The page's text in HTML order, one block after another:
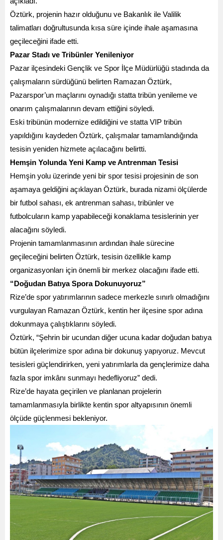
Öztürk, projenin hazır olduğunu ve Bakanlık ile Valilik
talimatları doğrultusunda kısa süre içinde ihale aşamasına
geçileceğini ifade etti.
Pazar Stadı ve Tribünler Yenileniyor
Pazar ilçesindeki Gençlik ve Spor İlçe Müdürlüğü stadında da
çalışmaların sürdüğünü belirten Ramazan Öztürk,
Pazarspor’un maçlarını oynadığı statta tribün yenileme ve
onarım çalışmalarının devam ettiğini söyledi.
Eski tribünün modernize edildiğini ve statta VIP tribün
yapıldığını kaydeden Öztürk, çalışmalar tamamlandığında
tesisin yeniden hizmete açılacağını belirtti.
Hemşin Yolunda Yeni Kamp ve Antrenman Tesisi
Hemşin yolu üzerinde yeni bir spor tesisi projesinin de son
aşamaya geldiğini açıklayan Öztürk, burada nizami ölçülerde
bir futbol sahası, ek antrenman sahası, tribünler ve
futbolcuların kamp yapabileceği konaklama tesislerinin yer
alacağını söyledi.
Projenin tamamlanmasının ardından ihale sürecine
geçileceğini belirten Öztürk, tesisin özellikle kamp
organizasyonları için önemli bir merkez olacağını ifade etti.
“Doğudan Batıya Spora Dokunuyoruz”
Rize’de spor yatırımlarının sadece merkezle sınırlı olmadığını
vurgulayan Ramazan Öztürk, kentin her ilçesine spor adına
dokunmaya çalıştıklarını söyledi.
Öztürk, “Şehrin bir ucundan diğer ucuna kadar doğudan batıya
bütün ilçelerimize spor adına bir dokunuş yapıyoruz. Mevcut
tesisleri güçlendirirken, yeni yatırımlarla da gençlerimize daha
fazla spor imkânı sunmayı hedefliyoruz” dedi.
Rize’de hayata geçirilen ve planlanan projelerin
tamamlanmasıyla birlikte kentin spor altyapısının önemli
ölçüde güçlenmesi bekleniyor.